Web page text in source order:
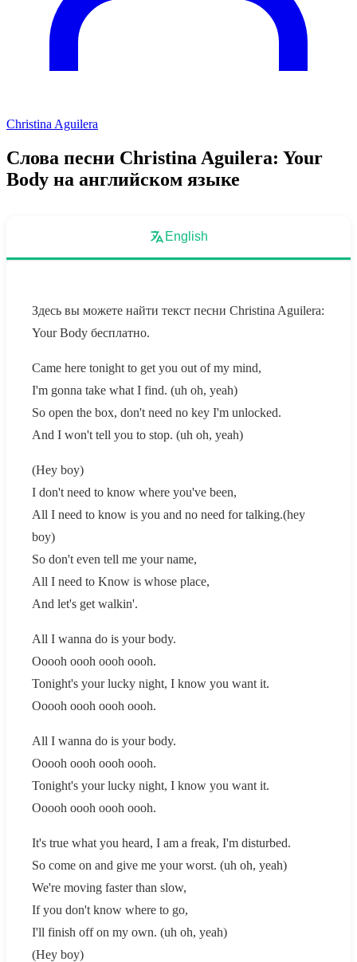
Christina Aguilera
Слова песни Christina Aguilera: Your
Body на английском языке
English
Здесь вы можете найти текст песни Christina Aguilera:
Your Body бесплатно.
Came here tonight to get you out of my mind,
I'm gonna take what I find. (uh oh, yeah)
So open the box, don't need no key I'm unlocked.
And I won't tell you to stop. (uh oh, yeah)
(Hey boy)
I don't need to know where you've been,
All I need to know is you and no need for talking.(hey
boy)
So don't even tell me your name,
All I need to Know is whose place,
And let's get walkin'.
All I wanna do is your body.
Ooooh oooh oooh oooh.
Tonight's your lucky night, I know you want it.
Ooooh oooh oooh oooh.
All I wanna do is your body.
Ooooh oooh oooh oooh.
Tonight's your lucky night, I know you want it.
Ooooh oooh oooh oooh.
It's true what you heard, I am a freak, I'm disturbed.
So come on and give me your worst. (uh oh, yeah)
We're moving faster than slow,
If you don't know where to go,
I'll finish off on my own. (uh oh, yeah)
(Hey boy)